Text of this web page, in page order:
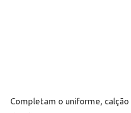
Completam o uniforme,